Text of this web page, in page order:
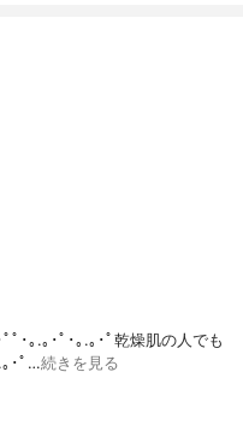
ﾟ･｡.｡･ﾟ･｡.｡･ﾟ乾燥肌の人でも
｡･ﾟ…続きを見る